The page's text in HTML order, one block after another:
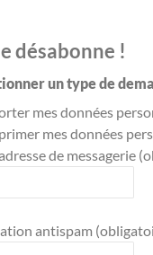
désabonne !
un type de
mes données
mes données
de messagerie
antispam